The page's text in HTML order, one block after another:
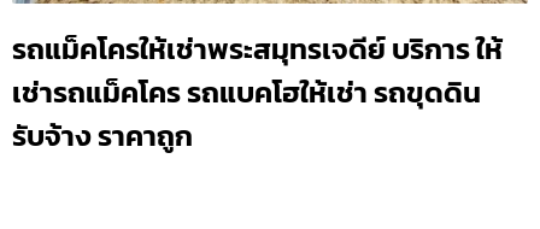
รถแม็คโครให้เช่าพระสมุทรเจดีย์ บริการ ให้
เช่ารถแม็คโคร รถแบคโฮให้เช่า รถขุดดิน
รับจ้าง ราคาถูก